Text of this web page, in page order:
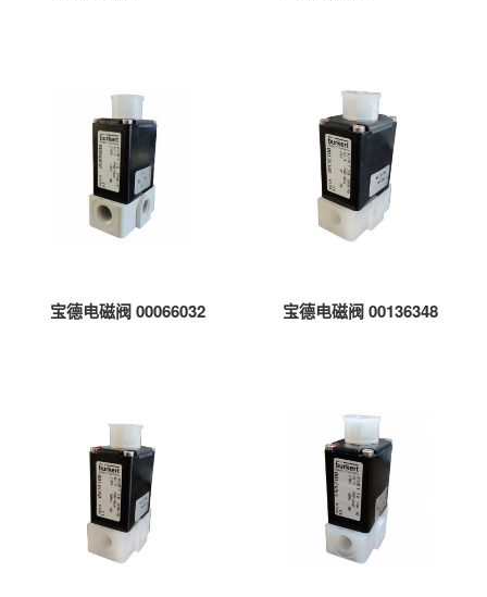
宝德电磁阀 00066032 宝德电磁阀 00136348